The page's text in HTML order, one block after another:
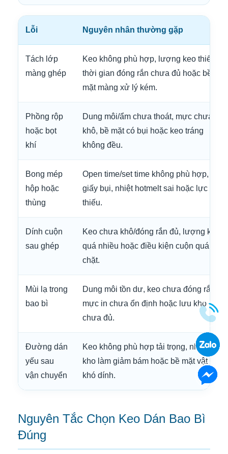
Lỗi Nguyên nhân thường gặp
Tách lớp
màng ghép
Keo không phù hợp, lượng keo thiếu,
thời gian đóng rắn chưa đủ hoặc bề
mặt màng xử lý kém.
Phồng rộp
hoặc bọt
khí
Dung môi/ẩm chưa thoát, mực chưa
khô, bề mặt có bụi hoặc keo tráng
không đều.
Bong mép
hộp hoặc
thùng
Open time/set time không phù hợp,
giấy bụi, nhiệt hotmelt sai hoặc lực ép
thiếu.
Dính cuộn
sau ghép
Keo chưa khô/đóng rắn đủ, lượng keo
quá nhiều hoặc điều kiện cuộn quá
chặt.
Mùi lạ trong
bao bì
Dung môi tồn dư, keo chưa đóng rắn,
mực in chưa ổn định hoặc lưu kho
chưa đủ.
Đường dán
yếu sau
vận chuyển
Keo không phù hợp tải trọng, nhiệt/ẩm
kho làm giảm bám hoặc bề mặt vật liệu
khó dính.
Nguyên Tắc Chọn Keo Dán Bao Bì
Đúng